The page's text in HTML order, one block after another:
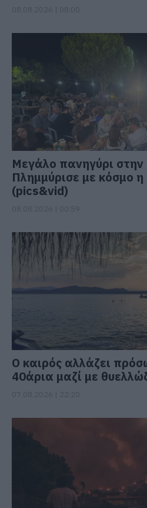
Μεγάλο πανηγύρι στην
Πλημμύρισε με κόσμο
(pics&vid)
Ο καιρός αλλάζει
40άρια μαζί με